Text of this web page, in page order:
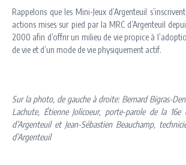
Rappelons que les Mini-Jeux d’Argenteuil
actions mises sur pied par la MRC d’Argenteuil
2000 afin d’offrir un milieu de vie propice à
de vie et d’un mode de vie physiquement actif.
Sur la photo, de gauche à droite: Bernard Bigras-
Lachute, Étienne Jolicoeur, porte-parole de la 16e
d’Argenteuil et Jean-Sébastien Beauchamp,
d’Argenteuil